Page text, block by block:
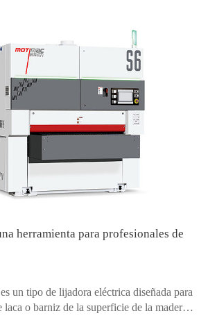
más anchos y gruesos, como madera
o paneles de madera maciza.
herramienta para profesionales de
un tipo de lijadora eléctrica diseñada para
laca o barniz de la superficie de la madera.